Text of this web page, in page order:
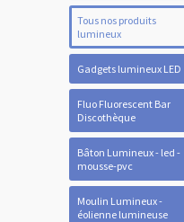
Tous nos produits
lumineux
Gadgets lumineux LED
Fluo Fluorescent Bar
Discothèque
Bâton Lumineux - led -
mousse-pvc
Moulin Lumineux -
éolienne lumineuse